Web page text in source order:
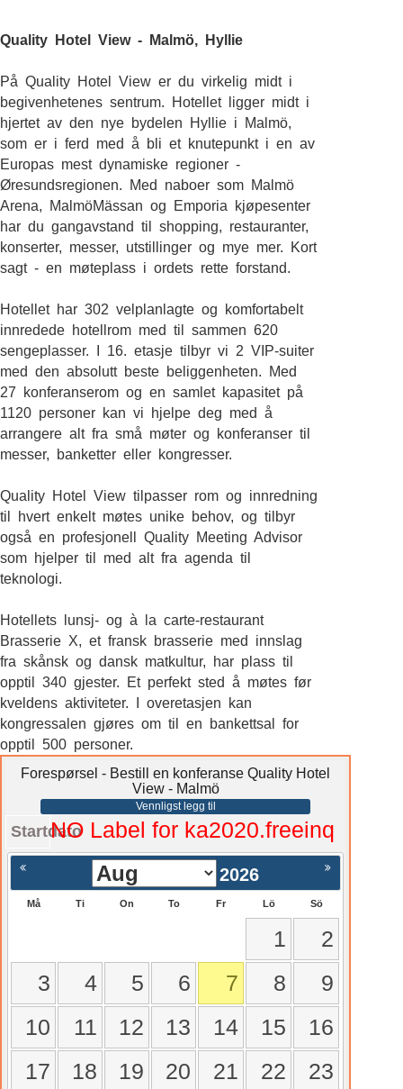
Quality Hotel View - Malmö, Hyllie
På Quality Hotel View er du virkelig midt i
begivenhetenes sentrum. Hotellet ligger midt i
hjertet av den nye bydelen Hyllie i Malmö,
som er i ferd med å bli et knutepunkt i en av
Europas mest dynamiske regioner -
Øresundsregionen. Med naboer som Malmö
Arena, MalmöMässan og Emporia kjøpesenter
har du gangavstand til shopping, restauranter,
konserter, messer, utstillinger og mye mer. Kort
sagt - en møteplass i ordets rette forstand.
Hotellet har 302 velplanlagte og komfortabelt
innredede hotellrom med til sammen 620
sengeplasser. I 16. etasje tilbyr vi 2 VIP-suiter
med den absolutt beste beliggenheten. Med
27 konferanserom og en samlet kapasitet på
1120 personer kan vi hjelpe deg med å
arrangere alt fra små møter og konferanser til
messer, banketter eller kongresser.
Quality Hotel View tilpasser rom og innredning
til hvert enkelt møtes unike behov, og tilbyr
også en profesjonell Quality Meeting Advisor
som hjelper til med alt fra agenda til
teknologi.
Hotellets lunsj- og à la carte-restaurant
Brasserie X, et fransk brasserie med innslag
fra skånsk og dansk matkultur, har plass til
opptil 340 gjester. Et perfekt sted å møtes før
kveldens aktiviteter. I overetasjen kan
kongressalen gjøres om til en bankettsal for
opptil 500 personer.
Forespørsel - Bestill en konferanse Quality Hotel
View - Malmö
Vennligst legg til
StartdatoNO Label for ka2020.freeinq
2026
Må Ti On To Fr Lö Sö
1
2
3
4 5 6 7 8
9
10
11 12 13 14 15
16
17
18 19 20 21 22 23